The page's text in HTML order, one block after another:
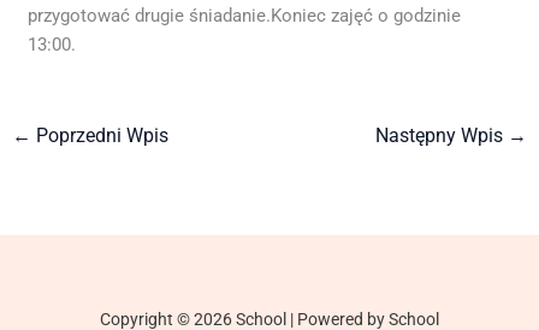
przygotować drugie śniadanie.Koniec zajęć o godzinie
13:00.
← Poprzedni Wpis Następny Wpis →
Copyright © 2026 School | Powered by School